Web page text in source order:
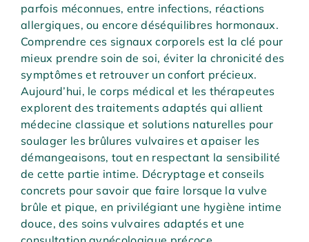
parfois méconnues, entre infections, réactions
allergiques, ou encore déséquilibres hormonaux.
Comprendre ces signaux corporels est la clé pour
mieux prendre soin de soi, éviter la chronicité des
symptômes et retrouver un confort précieux.
Aujourd’hui, le corps médical et les thérapeutes
explorent des traitements adaptés qui allient
médecine classique et solutions naturelles pour
soulager les brûlures vulvaires et apaiser les
démangeaisons, tout en respectant la sensibilité
de cette partie intime. Décryptage et conseils
concrets pour savoir que faire lorsque la vulve
brûle et pique, en privilégiant une hygiène intime
douce, des soins vulvaires adaptés et une